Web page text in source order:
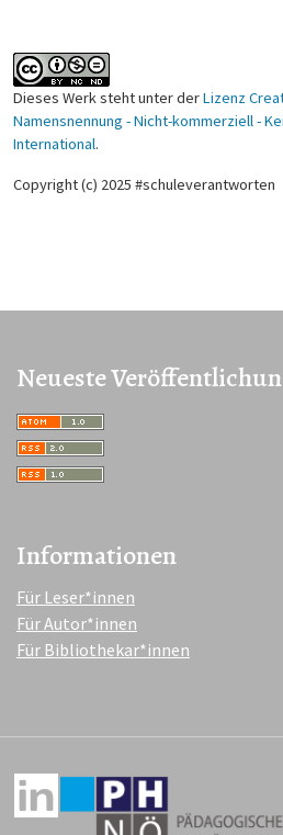
Dieses Werk steht unter derLizenz
Namensnennung - Nicht-kommerziell -
International.
Copyright (c) 2025 #schuleverantworten
Neueste
Informationen
Für Leser*innen
Für Autor*innen
Für Bibliothekar*innen